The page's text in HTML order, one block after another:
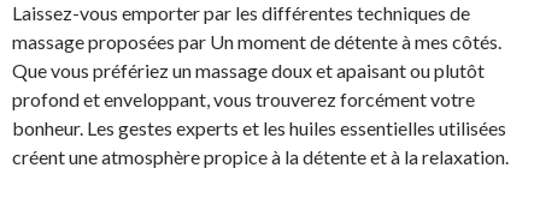
Laissez-vous emporter par les différentes techniques de
massage proposées par Un moment de détente à mes côtés.
Que vous préfériez un massage doux et apaisant ou plutôt
profond et enveloppant, vous trouverez forcément votre
bonheur. Les gestes experts et les huiles essentielles utilisées
créent une atmosphère propice à la détente et à la relaxation.